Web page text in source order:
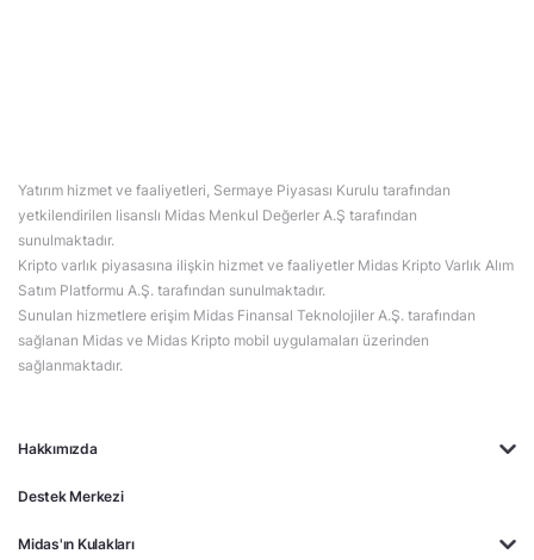
Hakkımızda
Destek Merkezi
Midas'ın Kulakları
Yatırım hizmet ve faaliyetleri, Sermaye Piyasası Kurulu tarafından
yetkilendirilen lisanslı Midas Menkul Değerler A.Ş tarafından
sunulmaktadır.
Kripto varlık piyasasına ilişkin hizmet ve faaliyetler Midas Kripto Varlık Alım
Satım Platformu A.Ş. tarafından sunulmaktadır.
Sunulan hizmetlere erişim Midas Finansal Teknolojiler A.Ş. tarafından
sağlanan Midas ve Midas Kripto mobil uygulamaları üzerinden
sağlanmaktadır.